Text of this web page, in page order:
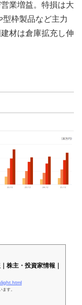
業増益。特損は大
枠製品など主力
材は倉庫拡充し伸
株主・投資家情報｜
す。